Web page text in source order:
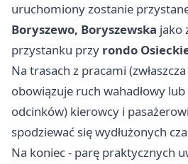
uruchomiony zostanie
Boryszewo, Boryszewska jako
przystanku przy rondo
Na trasach z pracami
obowiązuje ruch wahadłowy
odcinków) kierowcy i
spodziewać się wydłużonych
Na koniec - parę praktycznych